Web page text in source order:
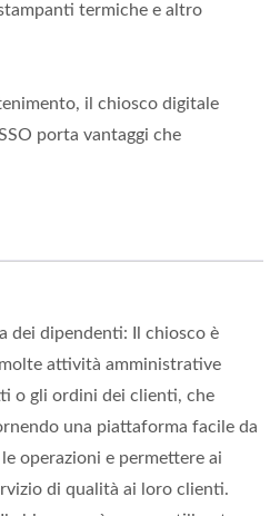
termiche e altro
il chiosco digitale
porta vantaggi che
dei dipendenti: Il chiosco è
attività amministrative
o gli ordini dei clienti, che
una piattaforma facile da
operazioni e permettere ai
di qualità ai loro clienti.